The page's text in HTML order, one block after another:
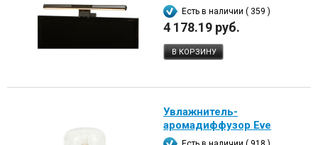
Есть в наличии ( 359 )
4 178.19 руб.
В КОРЗИНУ
Увлажнитель-
аромадиффузор Eve